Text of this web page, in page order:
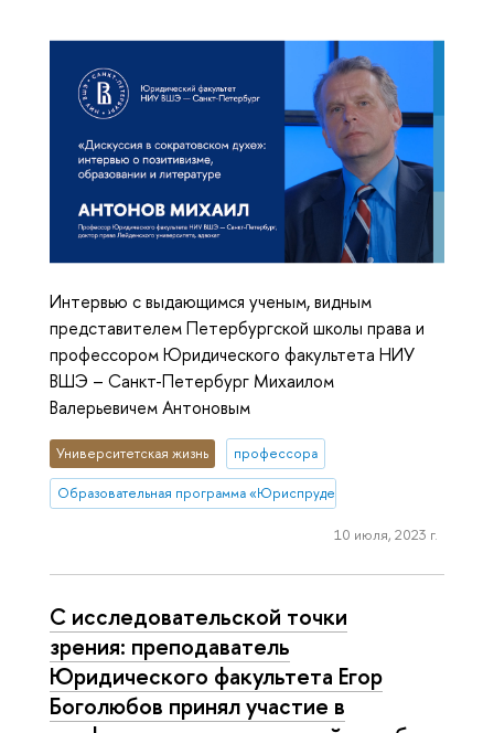
Интервью с выдающимся ученым, видным
представителем Петербургской школы права и
профессором Юридического факультета НИУ
ВШЭ – Санкт-Петербург Михаилом
Валерьевичем Антоновым
Университетская жизнь профессора
Образовательная программа «Юриспруденция»
10 июля, 2023 г.
С исследовательской точки
зрения: преподаватель
Юридического факультета Егор
Боголюбов принял участие в